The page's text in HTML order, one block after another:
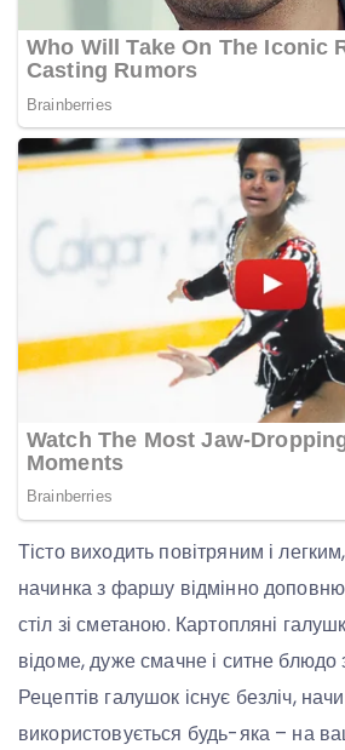
Тісто виходить повітряним і
начинка з фаршу відмінно
стіл зі сметаною. Картопляні
відоме, дуже смачне і ситне блюдо з
Рецептів галушок існує безліч,
використовується будь-яка – на